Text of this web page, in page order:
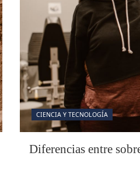
CIENCIA Y TECNOLOGÍA
Diferencias entre